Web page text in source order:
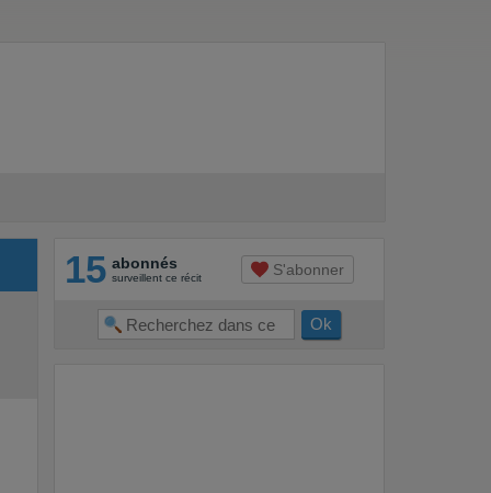
15 abonnés
surveillent ce récit S'abonner